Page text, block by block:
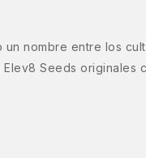
nombre entre los
Seeds originales